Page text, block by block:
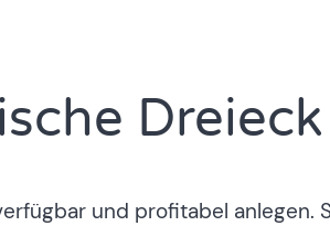
und profitabel anlegen.